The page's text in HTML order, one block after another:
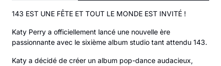
143 EST UNE FÊTE ET TOUT LE MONDE EST INVITÉ !
Katy Perry a officiellement lancé une nouvelle ère
passionnante avec le sixième album studio tant attendu 143.
Katy a décidé de créer un album pop-dance audacieux,